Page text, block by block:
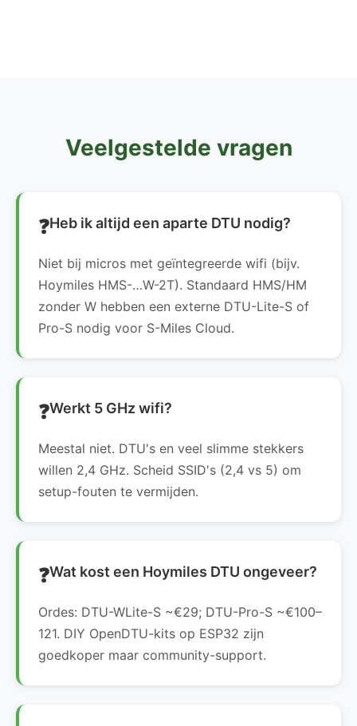
Veelgestelde vragen
Heb ik altijd een aparte DTU nodig?
Niet bij micros met geïntegreerde wifi (bijv.
Hoymiles HMS-…W-2T). Standaard HMS/HM
zonder W hebben een externe DTU-Lite-S of
Pro-S nodig voor S-Miles Cloud.
Werkt 5 GHz wifi?
Meestal niet. DTU's en veel slimme stekkers
willen 2,4 GHz. Scheid SSID's (2,4 vs 5) om
setup-fouten te vermijden.
Wat kost een Hoymiles DTU ongeveer?
Ordes: DTU-WLite-S ~€29; DTU-Pro-S ~€100–
121. DIY OpenDTU-kits op ESP32 zijn
goedkoper maar community-support.